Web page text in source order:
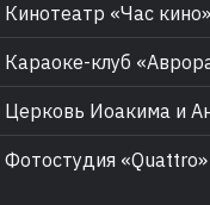
Кинотеатр «Час кино»
Караоке-клуб
Церковь Иоакима и
Фотостудия «Quattro»